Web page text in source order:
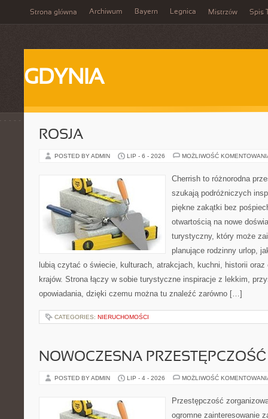
Strona główna Archiwum Bayern Legnica Mistrzów Spis
GDYNIA
ROSJA
POSTED BY ADMIN LIP - 6 - 2026 MOŻLIWOŚĆ
Cherrish to różnorodna
szukają podróżniczych
piękne zakątki bez
otwartością na nowe
turystyczny, który może
planujące rodzinny urlop,
lubią czytać o świecie, kulturach, atrakcjach, kuchni, historii
krajów. Strona łączy w sobie turystyczne inspiracje z lekkim,
opowiadania, dzięki czemu można tu znaleźć zarówno […]
CATEGORIES: NIERUCHOMOŚCI
NOWOCZESNA PRZESTĘPCZOŚĆ
POSTED BY ADMIN LIP - 4 - 2026 MOŻLIWOŚĆ
Przestępczość
ogromne zainteresowanie